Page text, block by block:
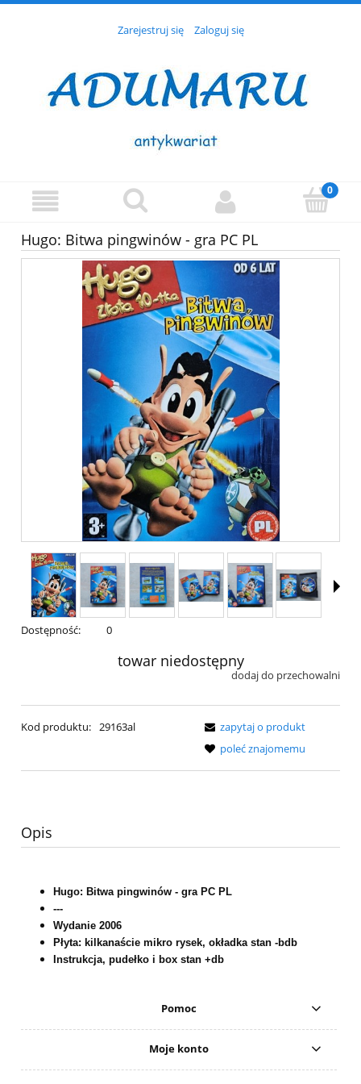
Zarejestruj się Zaloguj się
Hugo: Bitwa pingwinów - gra PC PL
Dostępność: 0
towar niedostępny
dodaj do przechowalni
Kod produktu: 29163al
zapytaj o produkt
poleć znajomemu
Opis
Hugo: Bitwa pingwinów - gra PC PL
---
Wydanie 2006
Płyta: kilkanaście mikro rysek, okładka stan -bdb
Instrukcja, pudełko i box stan +db
Pomoc
Moje konto